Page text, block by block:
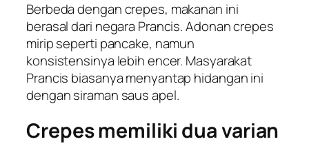
Berbeda dengan crepes, makanan ini
berasal dari negara Prancis. Adonan crepes
mirip seperti pancake, namun
konsistensinya lebih encer. Masyarakat
Prancis biasanya menyantap hidangan ini
dengan siraman saus apel.
Crepes memiliki dua varian